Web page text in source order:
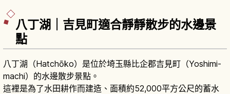
八丁湖｜吉見町適合靜靜散步的水邊景
點
八丁湖（Hatchōko）是位於埼玉縣比企郡吉見町（Yoshimi-
machi）的水邊散步景點。
這裡是為了水田耕作而建造、面積約52,000平方公尺的蓄水